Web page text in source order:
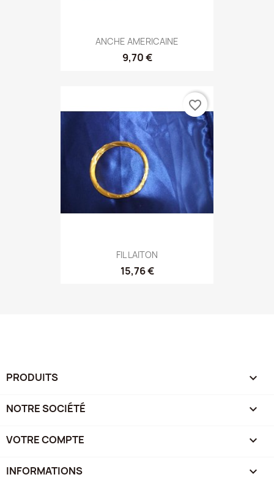
ANCHE AMERICAINE
9,70 €
FIL LAITON
15,76 €
favorite_border
PRODUITS 
NOTRE SOCIÉTÉ 
VOTRE COMPTE 
INFORMATIONS keyboard_arrow_down